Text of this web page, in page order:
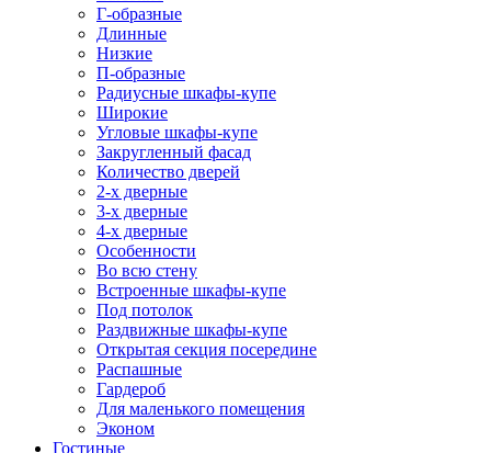
Г-образные
Длинные
Низкие
П-образные
Радиусные шкафы-купе
Широкие
Угловые шкафы-купе
Закругленный фасад
Количество дверей
2-х дверные
3-х дверные
4-х дверные
Особенности
Во всю стену
Встроенные шкафы-купе
Под потолок
Раздвижные шкафы-купе
Открытая секция посередине
Распашные
Гардероб
Для маленького помещения
Эконом
Гостиные